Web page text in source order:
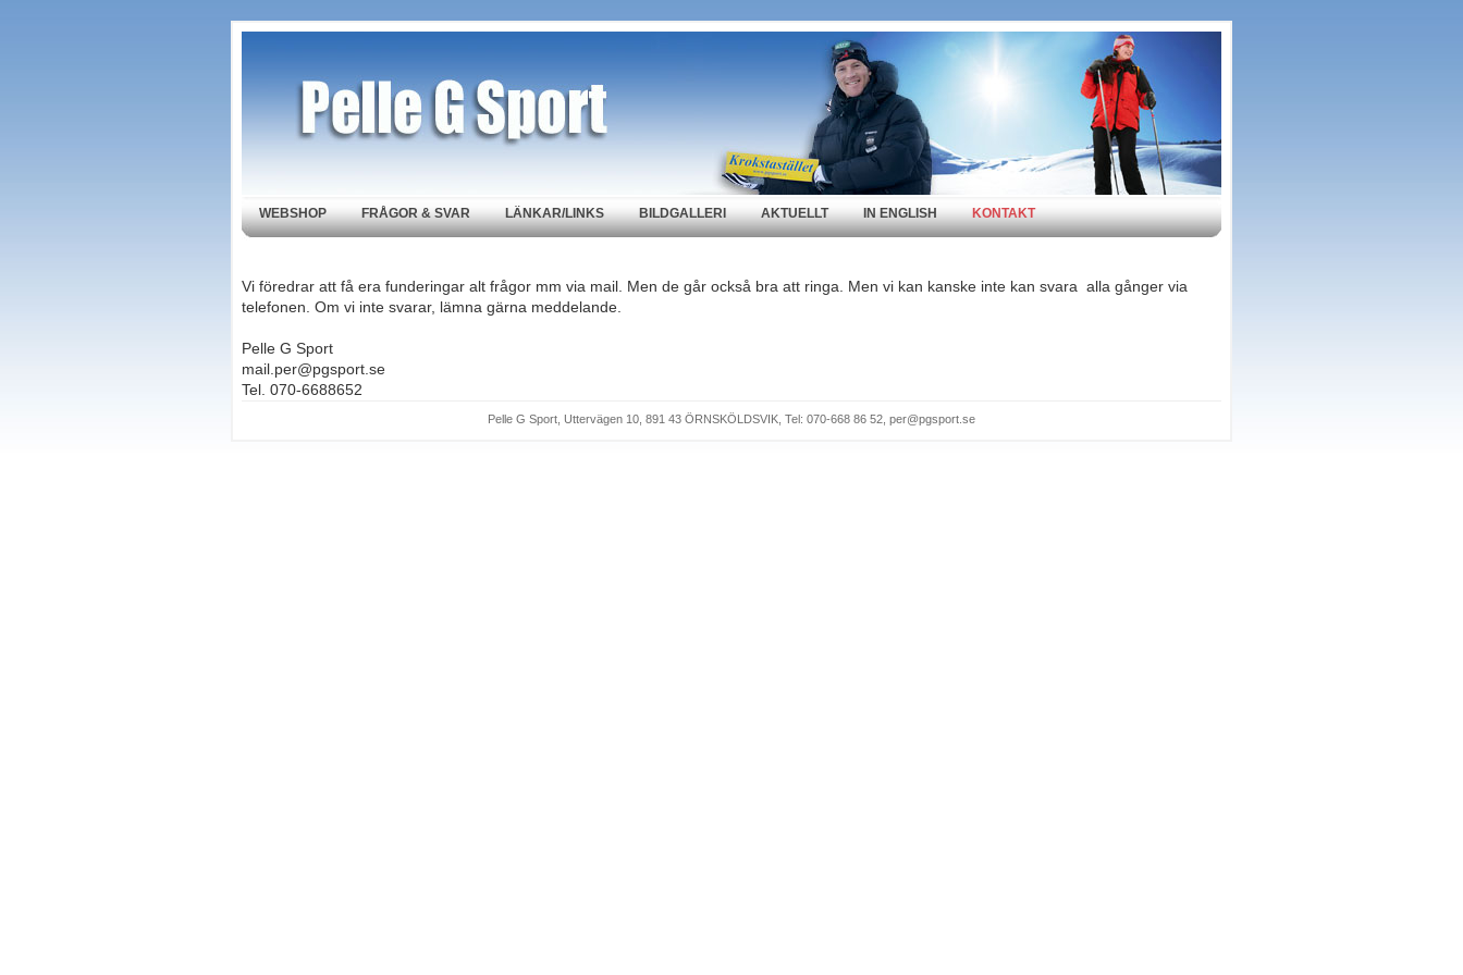
WEBSHOP FRÅGOR & SVAR LÄNKAR/LINKS BILDGALLERI AKTUELLT IN ENGLISH KONTAKT
Vi föredrar att få era funderingar alt frågor mm via mail. Men de går också bra att ringa. Men vi kan kanske inte kan svara alla gånger via
telefonen. Om vi inte svarar, lämna gärna meddelande.
Pelle G Sport
mail.per@pgsport.se
Tel. 070-6688652
Pelle G Sport, Uttervägen 10, 891 43 ÖRNSKÖLDSVIK, Tel: 070-668 86 52, per@pgsport.se